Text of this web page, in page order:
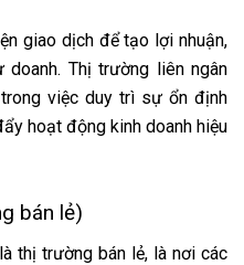
giao dịch để tạo lợi nhuận,
Thị trường liên ngân
việc duy trì sự ổn định
hoạt động kinh doanh hiệu
bán lẻ)
thị trường bán lẻ, là nơi các